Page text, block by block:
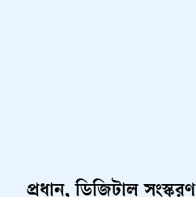
প্রধান, ডিজিটাল সংস্করণ